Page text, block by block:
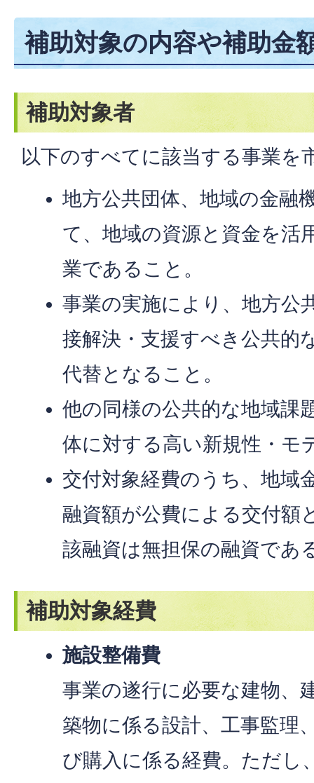
補助対象の内容や補助金
補助対象者
以下のすべてに該当する事業を
地方公共団体、地域の金融
て、地域の資源と資金を活
業であること。
事業の実施により、地方公
接解決・支援すべき公共的
代替となること。
他の同様の公共的な地域課
体に対する高い新規性・モ
交付対象経費のうち、地域
融資額が公費による交付額
該融資は無担保の融資であ
補助対象経費
施設整備費
事業の遂行に必要な建物、
築物に係る設計、工事監理
び購入に係る経費。ただし